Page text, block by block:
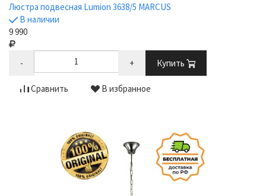
Люстра подвесная Lumion 3638/5 MARCUS
В наличии
9 990
- + Купить
Сравнить В избранное